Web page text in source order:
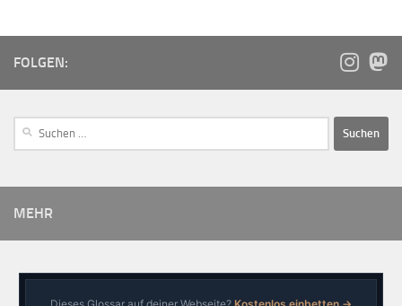
FOLGEN:
MEHR